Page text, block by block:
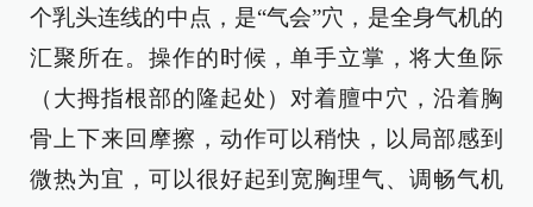
个乳头连线的中点，是“气会”穴，是全身气机的
汇聚所在。操作的时候，单手立掌，将大鱼际
（大拇指根部的隆起处）对着膻中穴，沿着胸
骨上下来回摩擦，动作可以稍快，以局部感到
微热为宜，可以很好起到宽胸理气、调畅气机